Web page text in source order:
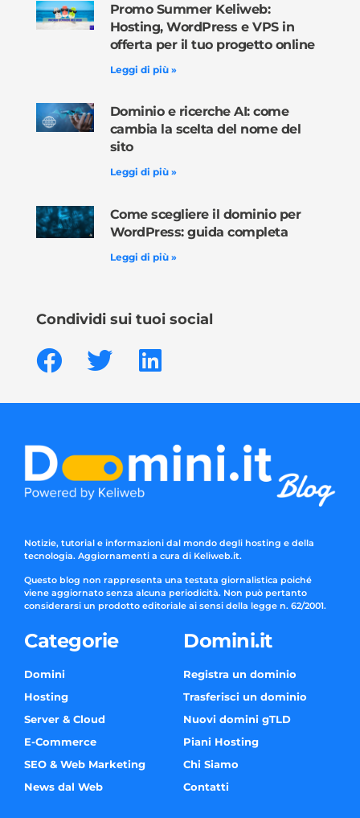
Promo Summer Keliweb:
Hosting, WordPress e VPS in
offerta per il tuo progetto online
Leggi di più »
Dominio e ricerche AI: come
cambia la scelta del nome del
sito
Leggi di più »
Come scegliere il dominio per
WordPress: guida completa
Leggi di più »
Condividi sui tuoi social
Notizie, tutorial e informazioni dal mondo degli hosting e della
tecnologia. Aggiornamenti a cura di Keliweb.it.
Questo blog non rappresenta una testata giornalistica poiché
viene aggiornato senza alcuna periodicità. Non può pertanto
considerarsi un prodotto editoriale ai sensi della legge n. 62/2001.
Categorie
Domini
Hosting
Server & Cloud
E-Commerce
SEO & Web Marketing
News dal Web
Domini.it
Registra un dominio
Trasferisci un dominio
Nuovi domini gTLD
Piani Hosting
Chi Siamo
Contatti